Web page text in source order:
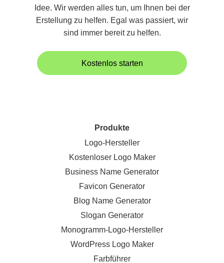
Idee. Wir werden alles tun, um Ihnen bei der
Erstellung zu helfen. Egal was passiert, wir
sind immer bereit zu helfen.
Kostenlos starten
Produkte
Logo-Hersteller
Kostenloser Logo Maker
Business Name Generator
Favicon Generator
Blog Name Generator
Slogan Generator
Monogramm-Logo-Hersteller
WordPress Logo Maker
Farbführer